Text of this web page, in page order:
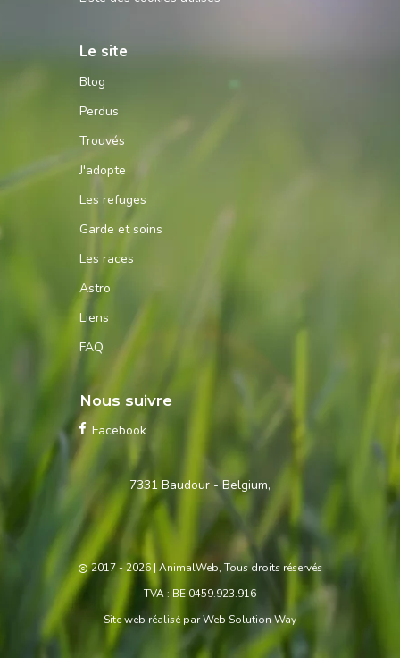
Le site
Blog
Perdus
Trouvés
J'adopte
Les refuges
Garde et soins
Les races
Astro
Liens
FAQ
Contactez-
7331 Baudour - Belgium,
Nous suivre
Facebook
2017 - 2026 | AnimalWeb, Tous droits réservés
TVA : BE 0459.923.916
Site web réalisé parWeb Solution Way